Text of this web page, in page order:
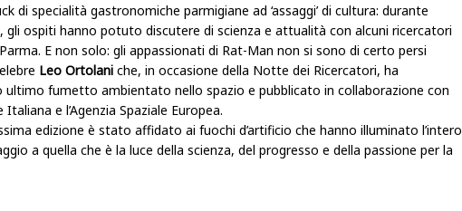
di specialità gastronomiche parmigiane ad ‘assaggi’ di cultura: durante
gli ospiti hanno potuto discutere di scienza e attualità con alcuni ricercatori
Parma. E non solo: gli appassionati di Rat-Man non si sono di certo persi
Leo Ortolani che, in occasione della Notte dei Ricercatori, ha
ultimo fumetto ambientato nello spazio e pubblicato in collaborazione con
Italiana e l’Agenzia Spaziale Europea.
edizione è stato affidato ai fuochi d’artificio che hanno illuminato l’intero
a quella che è la luce della scienza, del progresso e della passione per la